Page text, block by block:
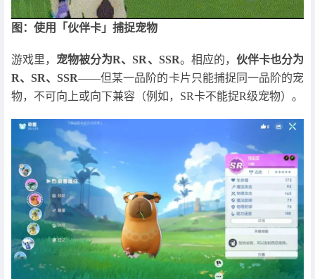
图：使用「伙伴卡」捕捉宠物
游戏里， 宠物被分为R、SR、SSR。相应的， 伙伴卡也分为
R、SR、SSR——但某一品阶的卡片只能捕捉同一品阶的宠
物，不可向上或向下兼容（例如，SR卡不能捉R级宠物）。